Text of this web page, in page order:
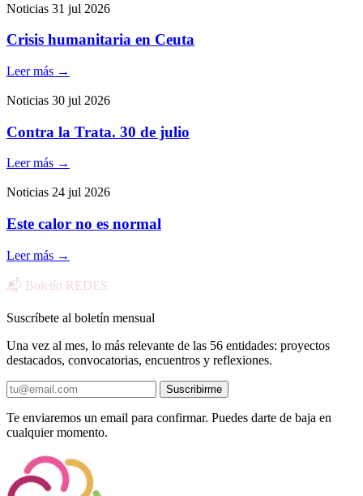
Noticias 31 jul 2026
Crisis humanitaria en Ceuta
Leer más →
Noticias 30 jul 2026
Contra la Trata. 30 de julio
Leer más →
Noticias 24 jul 2026
Este calor no es normal
Leer más →
📬 Boletín REDES
Suscríbete al boletín mensual
Una vez al mes, lo más relevante de las 56 entidades: proyectos
destacados, convocatorias, encuentros y reflexiones.
Suscribirme
Te enviaremos un email para confirmar. Puedes darte de baja en
cualquier momento.